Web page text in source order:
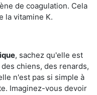
de coagulation. Cela
la vitamine K.
, sachez qu'elle est
chiens, des renards,
n'est pas si simple à
Imaginez-vous devoir